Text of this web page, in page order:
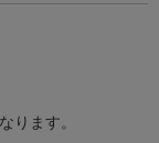
ります。